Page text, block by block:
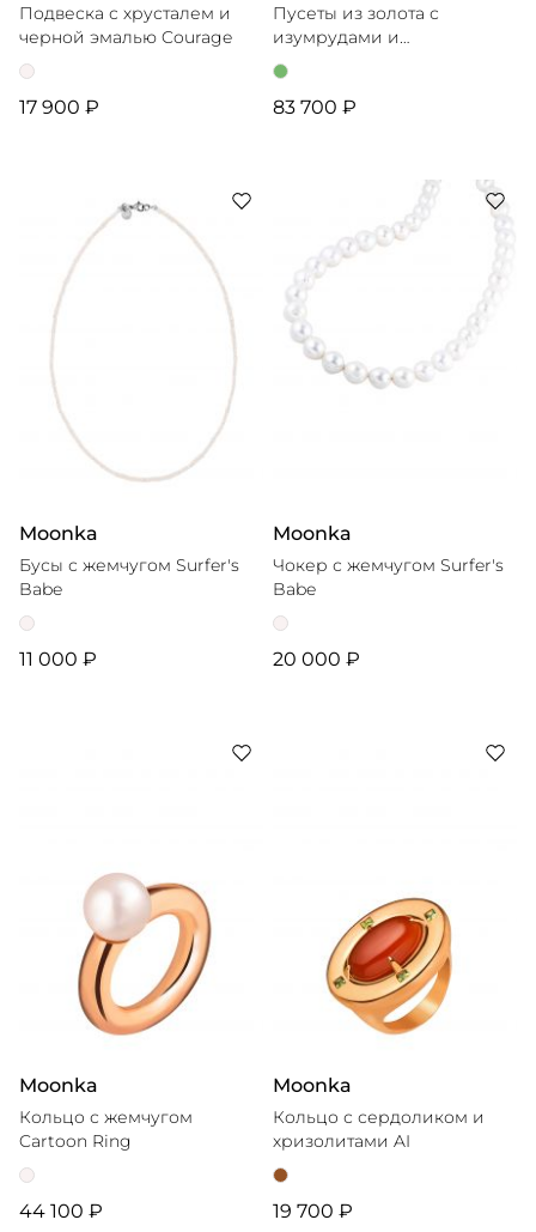
Подвеска с хрусталем и
черной эмалью Courage
17 900 ₽
Пусеты из золота с
изумрудами и
бриллиантами Tais
83 700 ₽
Moonka
Бусы с жемчугом Surfer's
Babe
11 000 ₽
Moonka
Чокер с жемчугом Surfer's
Babe
20 000 ₽
Moonka
Кольцо с жемчугом
Cartoon Ring
44 100 ₽
Moonka
Кольцо с сердоликом и
хризолитами AI
19 700 ₽